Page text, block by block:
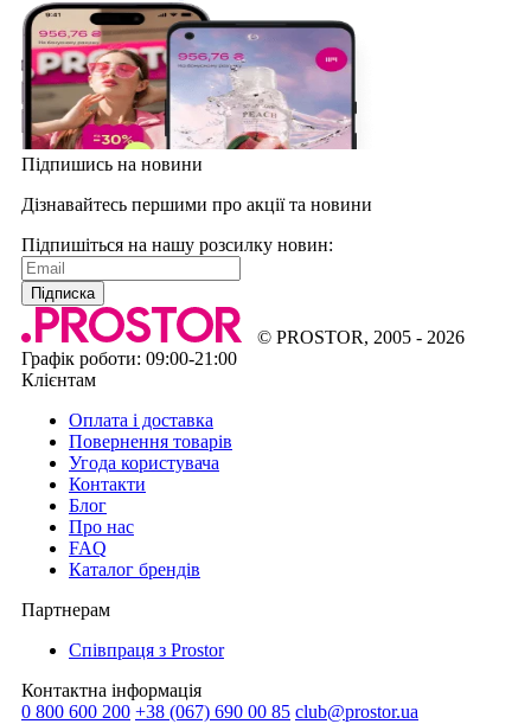
Підпишись на новини
Дізнавайтесь першими про акції та новини
Підпишіться на нашу розсилку новин:
Підписка
© PROSTOR, 2005 - 2026
Графік роботи: 09:00-21:00
Клієнтам
Оплата і доставка
Повернення товарів
Угода користувача
Контакти
Блог
Про нас
FAQ
Каталог брендів
Партнерам
Співпраця з Prostor
Контактна інформація
0 800 600 200 +38 (067) 690 00 85 club@prostor.ua